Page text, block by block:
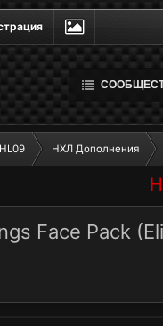
НХЛ Дополнения
Face Pack